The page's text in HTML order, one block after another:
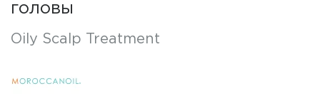
головы
Oily Scalp Treatment